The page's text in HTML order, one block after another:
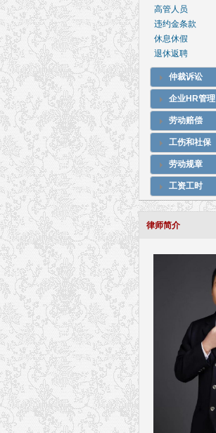
高管人员
违约金条款
休息休假
退休返聘
仲裁诉讼
企业HR管理
劳动赔偿
工伤和社保
劳动规章
工资工时
律师简介